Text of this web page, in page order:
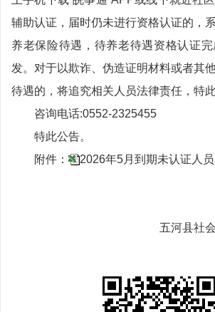
辅助认证，届时仍未进行资格认证的，
养老保险待遇，待养老待遇资格认证
发。对于以欺诈、伪造证明材料或者其
待遇的，将追究相关人员法律责任，特此
咨询电话:0552-2325455
特此公告。
附件：
2026年5月到期未认证人
五河县社